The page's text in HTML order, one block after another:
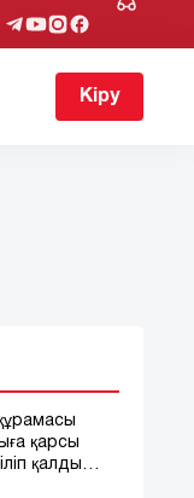
Кіру
қарсы
қалды